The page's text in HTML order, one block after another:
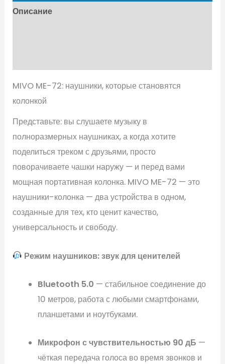
Описание
MIVO ME-72: наушники, которые становятся
колонкой
Представьте: вы слушаете музыку в
полноразмерных наушниках, а когда хотите
поделиться треком с друзьями, просто
поворачиваете чашки наружу — и перед вами
мощная портативная колонка. MIVO ME-72 — это
наушники-колонка — два устройства в одном,
созданные для тех, кто ценит качество,
универсальность и свободу.
Режим наушников: звук для ценителей
Bluetooth 5.0 — стабильное соединение до
10 метров, работа с любыми смартфонами,
планшетами и ноутбуками.
Микрофон с чувствительностью 90 дБ —
чёткая передача голоса во время звонков и